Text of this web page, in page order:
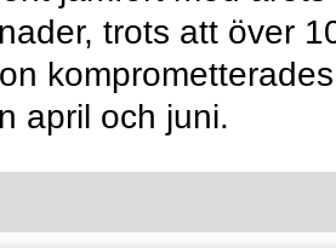
trots att över
komprometterades
april och juni.